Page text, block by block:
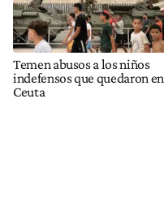
Temen abusos a los niños
indefensos que quedaron en
Ceuta